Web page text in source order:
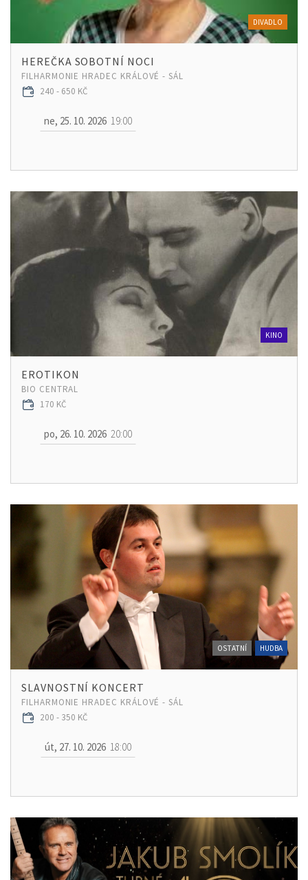
DIVADLO
HEREČKA SOBOTNÍ NOCI
FILHARMONIE HRADEC KRÁLOVÉ - SÁL
240 - 650 KČ
ne, 25. 10. 2026 19:00
KINO
EROTIKON
BIO CENTRAL
170 KČ
po, 26. 10. 2026 20:00
OSTATNÍ HUDBA
SLAVNOSTNÍ KONCERT
FILHARMONIE HRADEC KRÁLOVÉ - SÁL
200 - 350 KČ
út, 27. 10. 2026 18:00